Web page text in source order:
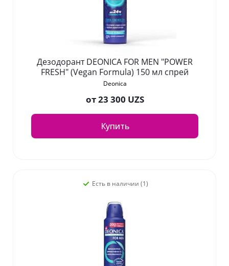
Дезодорант DEONICA FOR MEN "POWER
FRESH" (Vegan Formula) 150 мл спрей
Deonica
от23 300 UZS
Купить
Есть в наличии (1)